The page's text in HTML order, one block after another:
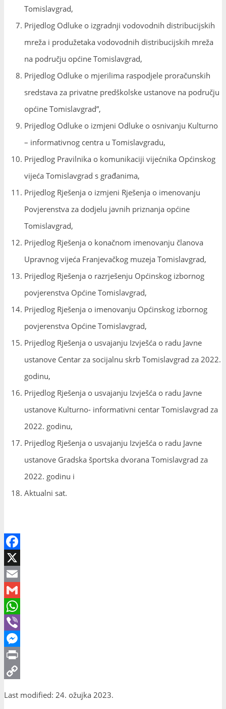
Tomislavgrad,
Prijedlog Odluke o izgradnji vodovodnih distribucijskih
mreža i produžetaka vodovodnih distribucijskih mreža
na području općine Tomislavgrad,
Prijedlog Odluke o mjerilima raspodjele proračunskih
sredstava za privatne predškolske ustanove na području
općine Tomislavgrad”,
Prijedlog Odluke o izmjeni Odluke o osnivanju Kulturno
– informativnog centra u Tomislavgradu,
Prijedlog Pravilnika o komunikaciji vijećnika Općinskog
vijeća Tomislavgrad s građanima,
Prijedlog Rješenja o izmjeni Rješenja o imenovanju
Povjerenstva za dodjelu javnih priznanja općine
Tomislavgrad,
Prijedlog Rješenja o konačnom imenovanju članova
Upravnog vijeća Franjevačkog muzeja Tomislavgrad,
Prijedlog Rješenja o razrješenju Općinskog izbornog
povjerenstva Općine Tomislavgrad,
Prijedlog Rješenja o imenovanju Općinskog izbornog
povjerenstva Općine Tomislavgrad,
Prijedlog Rješenja o usvajanju Izvješća o radu Javne
ustanove Centar za socijalnu skrb Tomislavgrad za 2022.
godinu,
Prijedlog Rješenja o usvajanju Izvješća o radu Javne
ustanove Kulturno- informativni centar Tomislavgrad za
2022. godinu,
Prijedlog Rješenja o usvajanju Izvješća o radu Javne
ustanove Gradska športska dvorana Tomislavgrad za
2022. godinu i
Aktualni sat.
Facebook
X
Email
Gmail
WhatsApp
Viber
Messenger
Print
Last modified: 24. ožujka 2023.